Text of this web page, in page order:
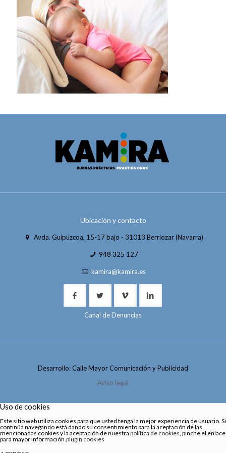
Ubicación y contacto
Avda. Guipúzcoa, 15-17 bajo - 31013 Berriozar (Navarra)
948 325 127
kamira@kamira.es
Canal de Denuncias
Desarrollo: Calle Mayor Comunicación y Publicidad
Aviso legal
Uso de cookies
Este sitio web utiliza cookies para que usted tenga la mejor experiencia de usuario. Si
continúa navegando está dando su consentimiento para la aceptación de las
mencionadas cookies y la aceptación de nuestra política de cookies, pinche el enlace
para mayor información.plugin cookies